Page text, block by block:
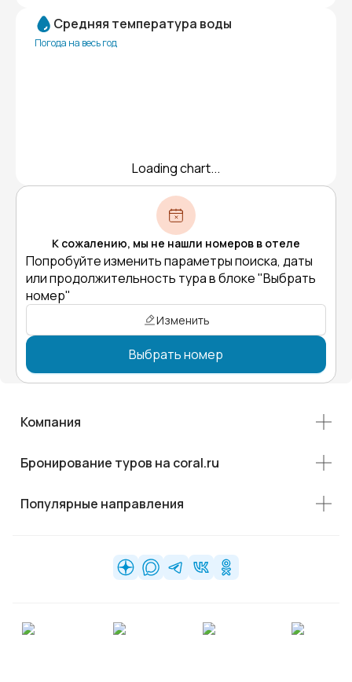
Средняя температура воды
Погода на весь год
Loading chart...
К сожалению, мы не нашли номеров в отеле
Попробуйте изменить параметры поиска, даты
или продолжительность тура в блоке "Выбрать
номер"
Изменить
Выбрать номер
Компания
Бронирование туров на coral.ru
Популярные направления